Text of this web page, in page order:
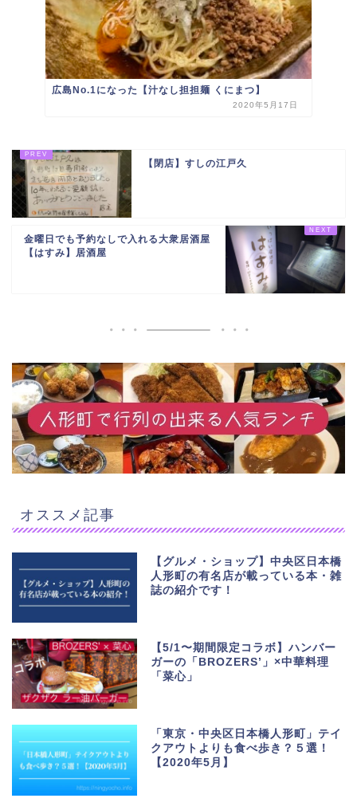
広島No.1になった【汁なし担担麺 くにまつ】
2020年5月17日
【閉店】すしの江戸久
金曜日でも予約なしで入れる大衆居酒屋
【はすみ】居酒屋
オススメ記事
【グルメ・ショップ】中央区日本橋
人形町の有名店が載っている本・雑
誌の紹介です！
【5/1〜期間限定コラボ】ハンバー
ガーの「BROZERS’」×中華料理
「菜心」
「東京・中央区日本橋人形町」テイ
クアウトよりも食べ歩き？５選！
【2020年5月】